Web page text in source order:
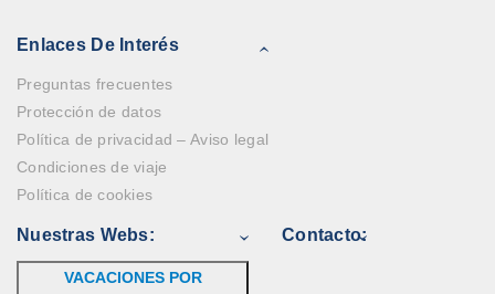
Enlaces De Interés
Preguntas frecuentes
Protección de datos
Política de privacidad – Aviso legal
Condiciones de viaje
Política de cookies
Nuestras Webs:
VACACIONES POR
Contacto: